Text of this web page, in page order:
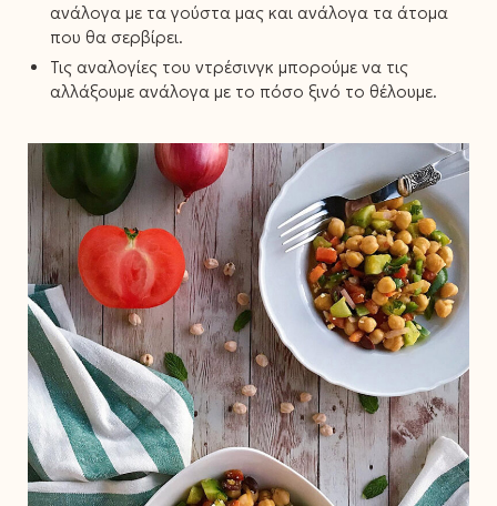
ανάλογα με τα γούστα μας και ανάλογα τα άτομα
που θα σερβίρει.⁣⁣
Τις αναλογίες του ντρέσινγκ μπορούμε να τις
αλλάξουμε ανάλογα με το πόσο ξινό το θέλουμε.